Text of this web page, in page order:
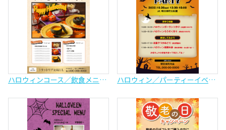
ハロウィンコース／飲食メニュー ハロウィン／パーティーイベント告知